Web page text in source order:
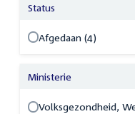
Status
Afgedaan (4)
Ministerie
Volksgezondheid,